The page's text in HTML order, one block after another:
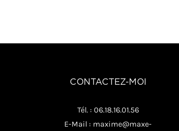
CONTACTEZ-MOI
Tél. : 06.18.16.01.56
E-Mail : maxime@maxe-